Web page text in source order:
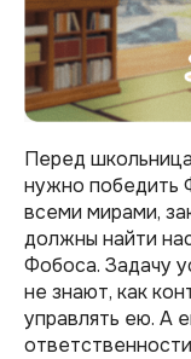
Перед
нужно победить
всеми мирами,
должны найти
Фобоса. Задачу
не знают, как
управлять ею. А